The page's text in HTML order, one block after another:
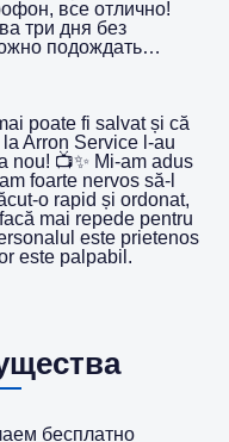
все отлично!
три дня без
подождать…
poate fi salvat și că
Arron Service l-au
nou! 📺✨ Mi-am adus
foarte nervos să-l
o rapid și ordonat,
mai repede pentru
este prietenos
este palpabil.